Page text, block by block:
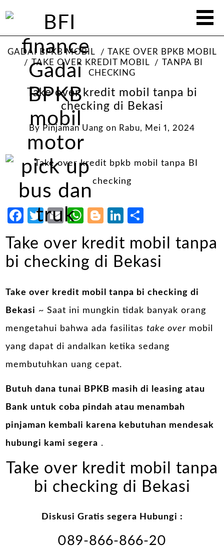
GADAI BPKB MOBIL
TAKE OVER BPKB MOBIL
TAKE OVER KREDIT MOBIL
TANPA BI
CHECKING
Take over kredit mobil tanpa bi
checking di Bekasi
By Pinjaman Uang on Rabu, Mei 1, 2024
Facebook
Twitter
EmailWhatsApp
Blogger
LinkedIn
Take over kredit mobil tanpa
bi checking di Bekasi
Take over kredit mobil tanpa bi checking di
Bekasi ~ Saat ini mungkin tidak banyak orang
mengetahui bahwa ada fasilitastake over mobil
yang dapat di andalkan ketika sedang
membutuhkan uang cepat.
Butuh dana tunai BPKB masih di leasing atau
Bank untuk coba pindah atau menambah
pinjaman kembali karena kebutuhan mendesak
hubungi kami segera .
Take over kredit mobil tanpa
bi checking di Bekasi
Diskusi Gratis segera Hubungi :
089-866-866-20